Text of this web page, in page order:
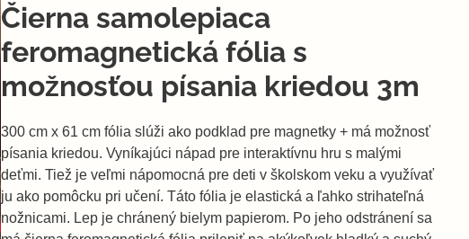
Čierna samolepiaca
feromagnetická fólia s
možnosťou písania kriedou 3m
300 cm x 61 cm fólia slúži ako podklad pre magnetky + má možnosť
písania kriedou. Vyníkajúci nápad pre interaktívnu hru s malými
deťmi. Tiež je veľmi nápomocná pre deti v školskom veku a využívať
ju ako pomôcku pri učení. Táto fólia je elastická a ľahko strihateľná
nožnicami. Lep je chránený bielym papierom. Po jeho odstránení sa